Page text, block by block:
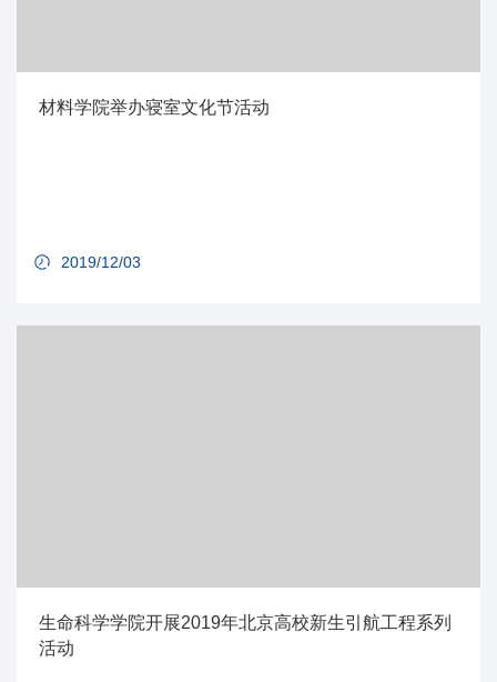
材料学院举办寝室文化节活动
2019/12/03
生命科学学院开展2019年北京高校新生引航工程系列
活动